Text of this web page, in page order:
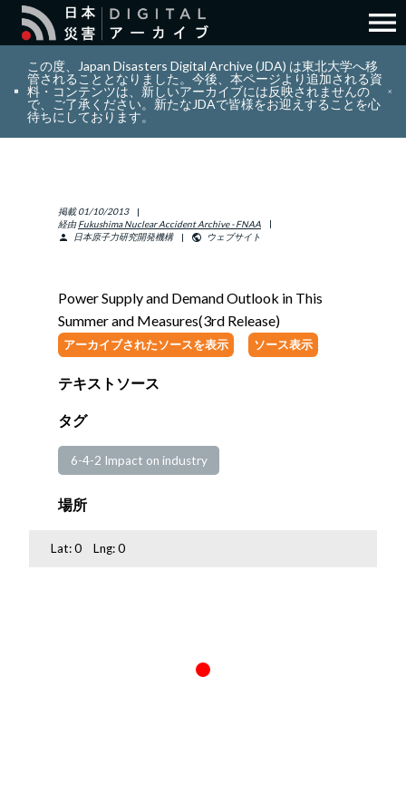
search 検索
layers コレクション
info_outline リソース
ENGLISH 日本語
menu
この度、Japan Disasters Digital Archive (JDA) は東北大学へ移
管されることとなりました。今後、本ページより追加される資
料・コンテンツは、新しいアーカイブには反映されませんの
で、ご了承ください。新たなJDAで皆様をお迎えすることを心
待ちにしております。
掲載 01/10/2013
経由 Fukushima Nuclear Accident Archive - FNAA
person
日本原子力研究開発機構 public ウェブサイト
Power Supply and Demand Outlook in This
Summer and Measures(3rd Release)
アーカイブされたソースを表示 ソース表示
テキストソース
タグ
6-4-2 Impact on industry
場所
Lat:0 Lng:0